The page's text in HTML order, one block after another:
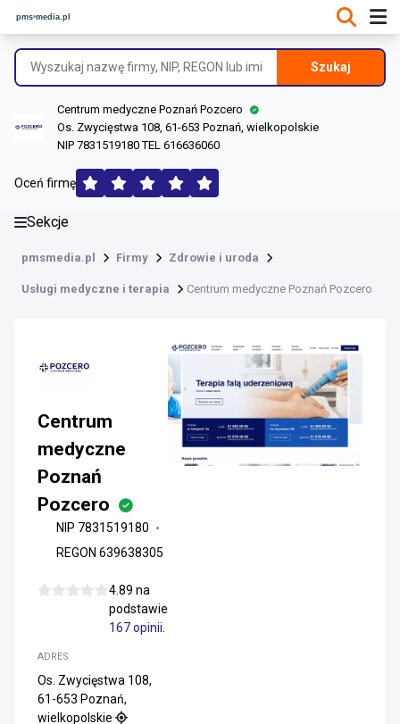
Szukaj
Centrum medyczne Poznań Pozcero
Os. Zwycięstwa 108, 61-653 Poznań, wielkopolskie
NIP 7831519180 TEL 616636060
Oceń firmę
Sekcje
pmsmedia.pl Firmy Zdrowie i uroda
Usługi medyczne i terapia Centrum medyczne Poznań Pozcero
Informacje o firmie
Dane rejestrowe
Lokalizacje
Opinie (167)
Centrum
medyczne
Poznań
Pozcero
NIP 7831519180
REGON 639638305
4.89 na
podstawie
167 opinii
ADRES
Os. Zwycięstwa 108,
61-653 Poznań,
wielkopolskie